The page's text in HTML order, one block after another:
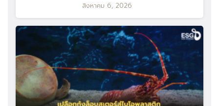
สิงหาคม 6, 2026